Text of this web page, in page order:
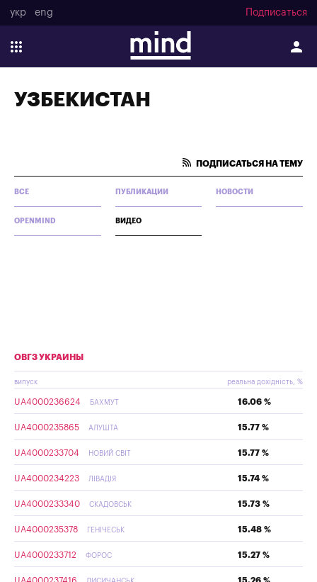
укр eng Подписаться
УЗБЕКИСТАН
ПОДПИСАТЬСЯ НА ТЕМУ
ВСЕ ПУБЛИКАЦИИ НОВОСТИ
OPENMIND ВИДЕО
ОВГЗ УКРАИНЫ
випуск реальна дохідність, %
UA4000236624 БАХМУТ 16.06 %
UA4000235865 АЛУШТА 15.77 %
UA4000233704 НОВИЙ СВІТ 15.77 %
UA4000234223 ЛІВАДІЯ 15.74 %
UA4000233340 СКАДОВСЬК 15.73 %
UA4000235378 ГЕНІЧЕСЬК 15.48 %
UA4000233712 ФОРОС 15.27 %